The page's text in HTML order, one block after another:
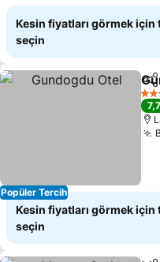
Kesin fiyatları görmek için
seçin
Popüler Tercih
3
7,7
Kesin fiyatları görmek için
seçin